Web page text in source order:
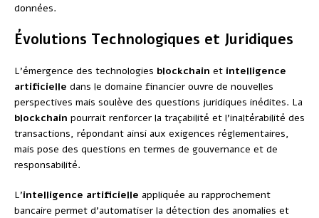
données.
Évolutions Technologiques et Juridiques
L’émergence des technologies blockchain et intelligence
artificielle dans le domaine financier ouvre de nouvelles
perspectives mais soulève des questions juridiques inédites. La
blockchain pourrait renforcer la traçabilité et l’inaltérabilité des
transactions, répondant ainsi aux exigences réglementaires,
mais pose des questions en termes de gouvernance et de
responsabilité.
L’intelligence artificielle appliquée au rapprochement
bancaire permet d’automatiser la détection des anomalies et